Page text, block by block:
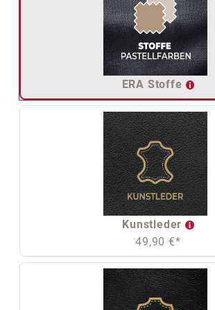
ERA Stoffe
Kunstleder
49,90 €*